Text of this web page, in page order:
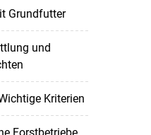
Grundfutter
und
Kriterien
Forstbetriebe